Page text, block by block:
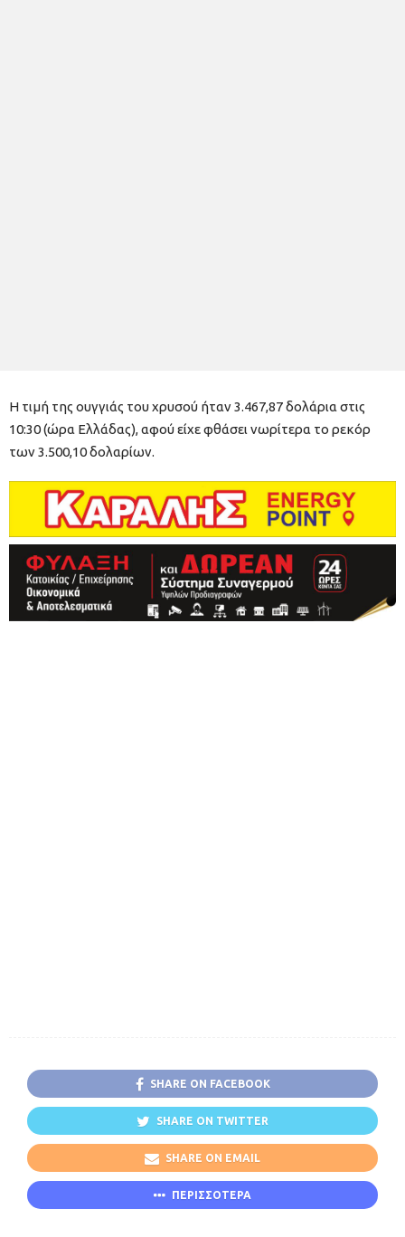
Η τιμή της ουγγιάς του χρυσού ήταν 3.467,87 δολάρια στις
10:30 (ώρα Ελλάδας), αφού είχε φθάσει νωρίτερα το ρεκόρ
των 3.500,10 δολαρίων.
SHARE ON FACEBOOK
SHARE ON TWITTER
SHARE ON EMAIL
ΠΕΡΙΣΣΟΤΕΡΑ